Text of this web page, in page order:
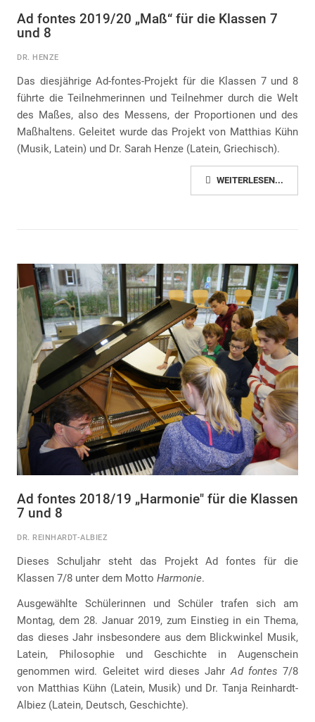
Ad fontes 2019/20 „Maß“ für die Klassen 7
und 8
DR. HENZE
Das diesjährige Ad-fontes-Projekt für die Klassen 7 und 8
führte die Teilnehmerinnen und Teilnehmer durch die Welt
des Maßes, also des Messens, der Proportionen und des
Maßhaltens. Geleitet wurde das Projekt von Matthias Kühn
(Musik, Latein) und Dr. Sarah Henze (Latein, Griechisch).
WEITERLESEN...
Ad fontes 2018/19 „Harmonie" für die Klassen
7 und 8
DR. REINHARDT-ALBIEZ
Dieses Schuljahr steht das Projekt Ad fontes für die
Klassen 7/8 unter dem Motto Harmonie.
Ausgewählte Schülerinnen und Schüler trafen sich am
Montag, dem 28. Januar 2019, zum Einstieg in ein Thema,
das dieses Jahr insbesondere aus dem Blickwinkel Musik,
Latein, Philosophie und Geschichte in Augenschein
genommen wird. Geleitet wird dieses JahrAd fontes 7/8
von Matthias Kühn (Latein, Musik) und Dr. Tanja Reinhardt-
Albiez (Latein, Deutsch, Geschichte).